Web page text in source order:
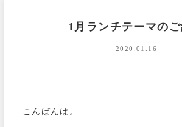
1月ランチテーマの
2020.01.16
こんばんは。